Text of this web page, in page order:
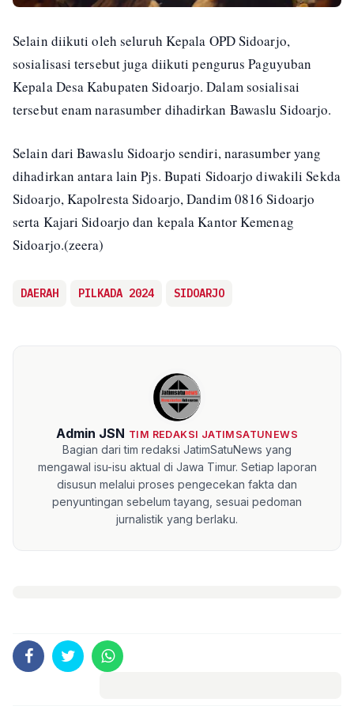
Selain diikuti oleh seluruh Kepala OPD Sidoarjo,
sosialisasi tersebut juga diikuti pengurus Paguyuban
Kepala Desa Kabupaten Sidoarjo. Dalam sosialisai
tersebut enam narasumber dihadirkan Bawaslu Sidoarjo.
Selain dari Bawaslu Sidoarjo sendiri, narasumber yang
dihadirkan antara lain Pjs. Bupati Sidoarjo diwakili Sekda
Sidoarjo, Kapolresta Sidoarjo, Dandim 0816 Sidoarjo
serta Kajari Sidoarjo dan kepala Kantor Kemenag
Sidoarjo.(zeera)
DAERAH PILKADA 2024 SIDOARJO
Admin JSN TIM REDAKSI JATIMSATUNEWS
Bagian dari tim redaksi JatimSatuNews yang
mengawal isu-isu aktual di Jawa Timur. Setiap laporan
disusun melalui proses pengecekan fakta dan
penyuntingan sebelum tayang, sesuai pedoman
jurnalistik yang berlaku.